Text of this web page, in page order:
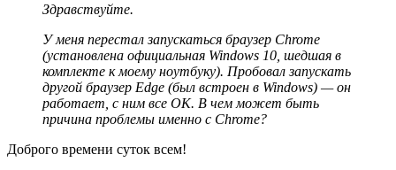
Здравствуйте.
У меня перестал запускаться браузер Chrome
(установлена официальная Windows 10, шедшая в
комплекте к моему ноутбуку). Пробовал запускать
другой браузер Edge (был встроен в Windows) — он
работает, с ним все OK. В чем может быть
причина проблемы именно с Chrome?
Доброго времени суток всем!